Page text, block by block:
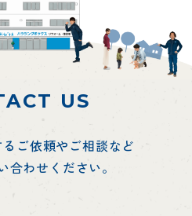
US
ご依頼やご相談など
合わせください。